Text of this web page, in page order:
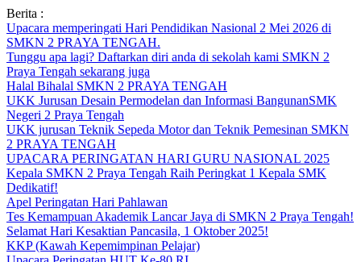
Skip
to
content
Berita :
Upacara memperingati Hari Pendidikan Nasional 2 Mei 2026 di
SMKN 2 PRAYA TENGAH.
Tunggu apa lagi? Daftarkan diri anda di sekolah kami SMKN 2
Praya Tengah sekarang juga
Halal Bihalal SMKN 2 PRAYA TENGAH
UKK Jurusan Desain Permodelan dan Informasi BangunanSMK
Negeri 2 Praya Tengah
UKK jurusan Teknik Sepeda Motor dan Teknik Pemesinan SMKN
2 PRAYA TENGAH
UPACARA PERINGATAN HARI GURU NASIONAL 2025
Kepala SMKN 2 Praya Tengah Raih Peringkat 1 Kepala SMK
Dedikatif!
Apel Peringatan Hari Pahlawan
Tes Kemampuan Akademik Lancar Jaya di SMKN 2 Praya Tengah!
Selamat Hari Kesaktian Pancasila, 1 Oktober 2025!
KKP (Kawah Kepemimpinan Pelajar)